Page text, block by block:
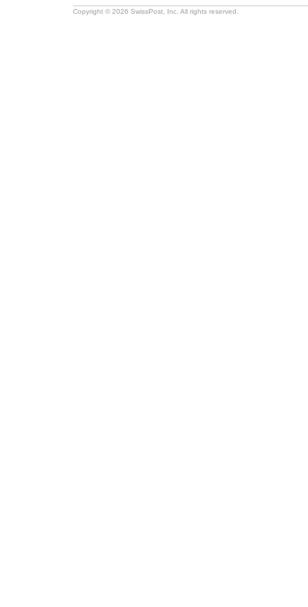
Copyright © 2026 SwissPost, Inc. All rights reserved.